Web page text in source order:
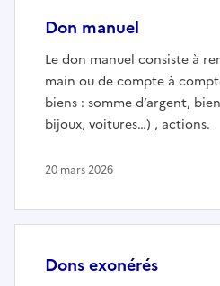
Don manuel
Le don manuel consiste à
main ou de compte à
biens : somme d’argent,
bijoux, voitures…) , actions.
20 mars 2026
Dons exonérés